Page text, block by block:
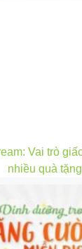
Vai trò
nhiều quà